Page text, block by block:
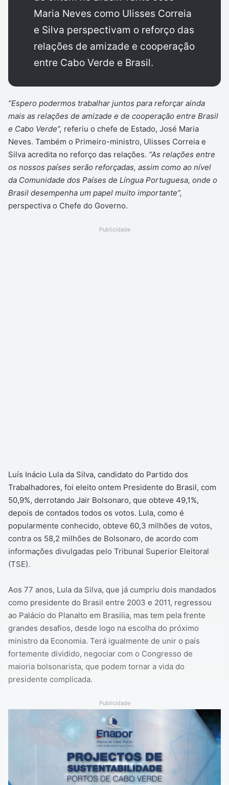
Maria Neves como Ulisses Correia
e Silva perspectivam o reforço das
relações de amizade e cooperação
entre Cabo Verde e Brasil.
“Espero podermos trabalhar juntos para reforçar ainda
mais as relações de amizade e de cooperação entre Brasil
e Cabo Verde”, referiu o chefe de Estado, José Maria
Neves. Também o Primeiro-ministro, Ulisses Correia e
Silva acredita no reforço das relações. “As relações entre
os nossos países serão reforçadas, assim como ao nível
da Comunidade dos Países de Língua Portuguesa, onde o
Brasil desempenha um papel muito importante”,
perspectiva o Chefe do Governo.
Publicidade
Luís Inácio Lula da Silva, candidato do Partido dos
Trabalhadores, foi eleito ontem Presidente do Brasil, com
50,9%, derrotando Jair Bolsonaro, que obteve 49,1%,
depois de contados todos os votos. Lula, como é
popularmente conhecido, obteve 60,3 milhões de votos,
contra os 58,2 milhões de Bolsonaro, de acordo com
informações divulgadas pelo Tribunal Superior Eleitoral
(TSE).
Aos 77 anos, Lula da Silva, que já cumpriu dois mandados
como presidente do Brasil entre 2003 e 2011, regressou
ao Palácio do Planalto em Brasilia, mas tem pela frente
grandes desafios, desde logo na escolha do próximo
ministro da Economia. Terá igualmente de unir o país
fortemente dividido, negociar com o Congresso de
maioria bolsonarista, que podem tornar a vida do
presidente complicada.
Publicidade